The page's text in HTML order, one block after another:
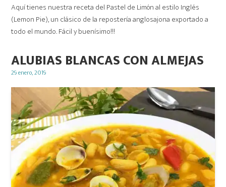
Aquí tienes nuestra receta del Pastel de Limón al estilo Inglés
(Lemon Pie), un clásico de la repostería anglosajona exportado a
todo el mundo. Fácil y buenísimo!!!
ALUBIAS BLANCAS CON ALMEJAS
Posted
29 enero, 2019